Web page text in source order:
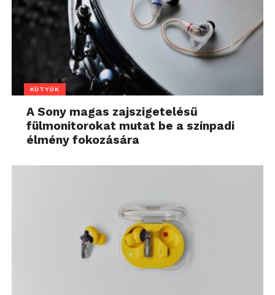
KÜTYÜK
A Sony magas zajszigetelésű
fülmonitorokat mutat be a színpadi
élmény fokozására